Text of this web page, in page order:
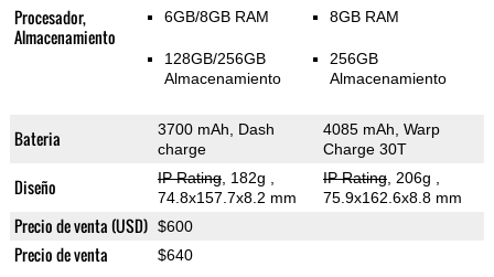
Procesador,
Almacenamiento
6GB/8GB RAM
128GB/256GB
Almacenamiento
8GB RAM
256GB
Almacenamiento
Bateria
3700 mAh, Dash
charge
4085 mAh, Warp
Charge 30T
Diseño IP Rating, 182g
74.8x157.7x8.2 mm
IP Rating, 206g
75.9x162.6x8.8 mm
Precio de venta (USD) $600
Precio de venta $640